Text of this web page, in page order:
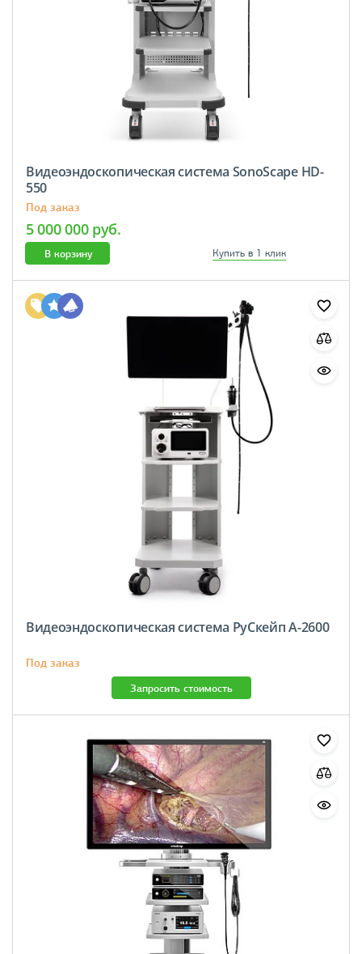
Видеоэндоскопическая cистема SonoScape HD-
550
Под заказ
5 000 000 руб.
В корзину Купить в 1 клик
Видеоэндоскопическая система РуСкейп A-2600
Под заказ
Запросить стоимость